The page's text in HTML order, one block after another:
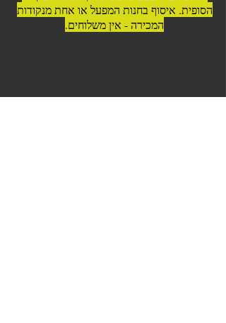
הסופית. איסוף בחנות המפעל או אחת מנקודות
המכירה - אין משלוחים.